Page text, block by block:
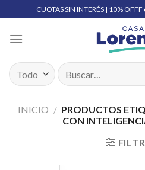
to
content
CUOTAS SIN INTERÉS | 10%
Buscar
por:
INICIO / PRODUCTOS
CON